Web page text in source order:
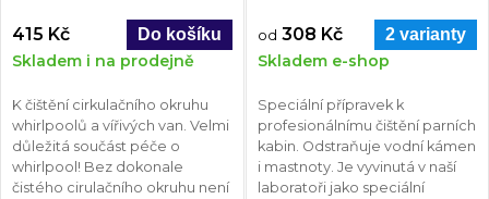
415 Kč
Skladem i na prodejně
K čištění cirkulačního okruhu
whirlpoolů a vířivých van. Velmi
důležitá součást péče o
whirlpool! Bez dokonale
čistého cirulačního okruhu není
od 308 Kč 2 varianty
Skladem e-shop
Speciální přípravek k
profesionálnímu čištění parních
kabin. Odstraňuje vodní kámen
i mastnoty. Je vyvinutá v naší
laboratoři jako speciální